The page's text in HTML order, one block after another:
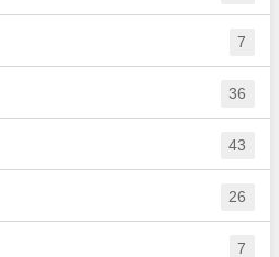
7
36
43
26
7